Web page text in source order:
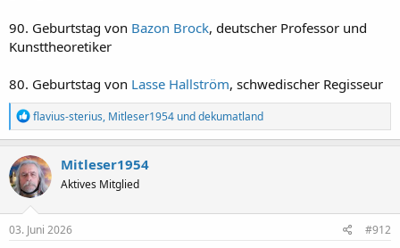
90. Geburtstag von Bazon Brock, deutscher Professor und
Kunsttheoretiker
80. Geburtstag von Lasse Hallström, schwedischer Regisseur
R
e
a
k
t
i
o
n
e
flavius-sterius, Mitleser1954 unddekumatland
Mitleser1954
Aktives Mitglied
03. Juni 2026 #912